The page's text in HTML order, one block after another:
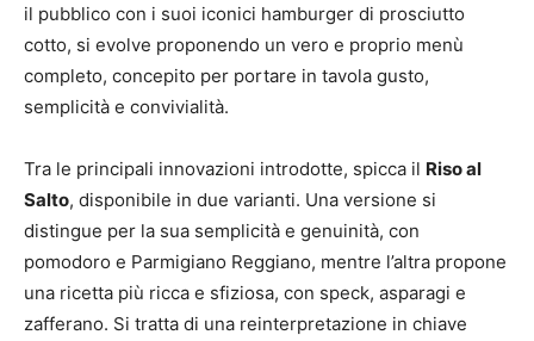
il pubblico con i suoi iconici hamburger di prosciutto
cotto, si evolve proponendo un vero e proprio menù
completo, concepito per portare in tavola gusto,
semplicità e convivialità.
Tra le principali innovazioni introdotte, spicca il Riso al
Salto, disponibile in due varianti. Una versione si
distingue per la sua semplicità e genuinità, con
pomodoro e Parmigiano Reggiano, mentre l’altra propone
una ricetta più ricca e sfiziosa, con speck, asparagi e
zafferano. Si tratta di una reinterpretazione in chiave